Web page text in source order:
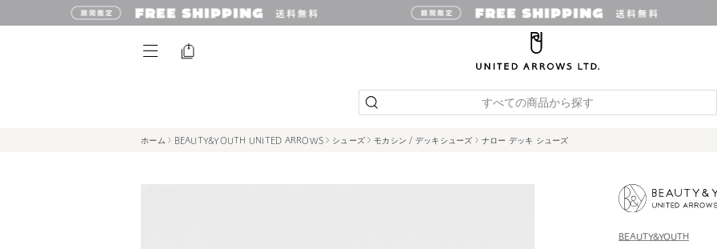
すべての商品から探す
ホーム BEAUTY&YOUTH UNITED ARROWS シューズ モカシン / デッキシューズ ナロー デッキ シューズ
BEAUTY&YOUTH